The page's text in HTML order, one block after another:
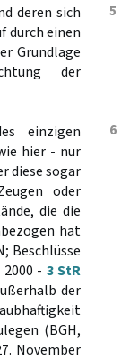
5
deren sich
durch einen
Grundlage
der
6
einzigen
hier - nur
diese sogar
oder
die die
hat
Beschlüsse
- 3 StR
der
(BGH,
November